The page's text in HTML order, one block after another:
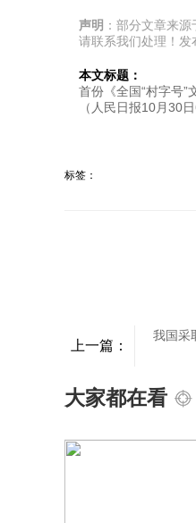
声明 ：部分文章来
请联系我们处理！发
本文标题：
首份《全国“村字号
（人民日报10月30日
标签：
上一篇：
我国采
大家都在看